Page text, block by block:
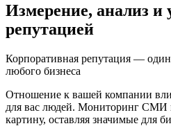
Измерение, анализ и
репутацией
Корпоративная репутация —
любого бизнеса
Отношение к вашей компании
для вас людей. Мониторинг СМИ
картину, оставляя значимые для